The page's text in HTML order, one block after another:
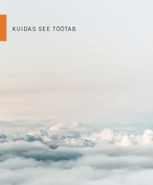
KUIDAS SEE TÖÖTAB